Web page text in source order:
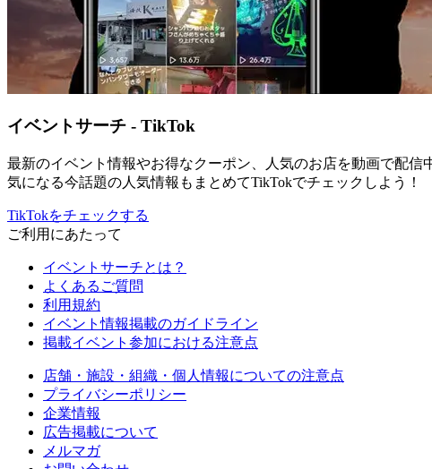
イベントサーチ - TikTok
最新のイベント情報やお得なクーポン、人気のお店を動画で配信
気になる今話題の人気情報もまとめてTikTokでチェックしよう！
TikTokをチェックする
ご利用にあたって
イベントサーチとは？
よくあるご質問
利用規約
イベント情報掲載のガイドライン
掲載イベント参加における注意点
店舗・施設・組織・個人情報についての注意点
プライバシーポリシー
企業情報
広告掲載について
メルマガ